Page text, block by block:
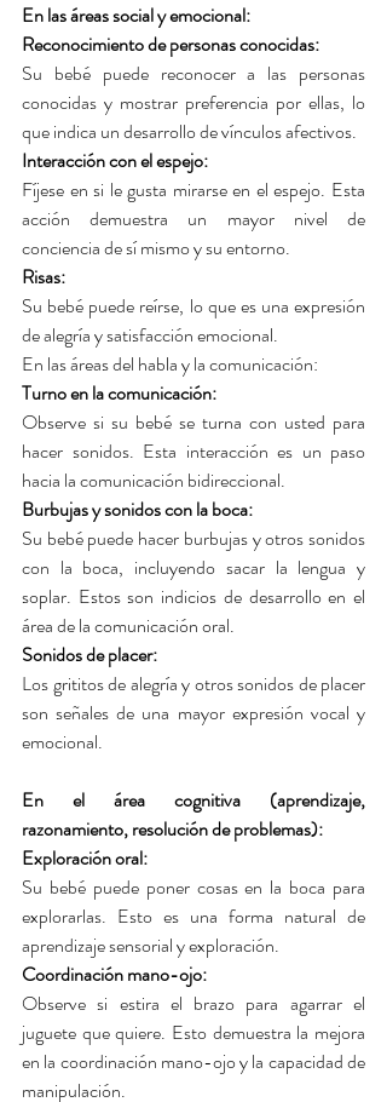
En las áreas social y emocional:
Reconocimiento de personas conocidas:
Su bebé puede reconocer a las personas
conocidas y mostrar preferencia por ellas, lo
que indica un desarrollo de vínculos afectivos.
Interacción con el espejo:
Fíjese en si le gusta mirarse en el espejo. Esta
acción demuestra un mayor nivel de
conciencia de sí mismo y su entorno.
Risas:
Su bebé puede reírse, lo que es una expresión
de alegría y satisfacción emocional.
En las áreas del habla y la comunicación:
Turno en la comunicación:
Observe si su bebé se turna con usted para
hacer sonidos. Esta interacción es un paso
hacia la comunicación bidireccional.
Burbujas y sonidos con la boca:
Su bebé puede hacer burbujas y otros sonidos
con la boca, incluyendo sacar la lengua y
soplar. Estos son indicios de desarrollo en el
área de la comunicación oral.
Sonidos de placer:
Los grititos de alegría y otros sonidos de placer
son señales de una mayor expresión vocal y
emocional.
En el área cognitiva (aprendizaje,
razonamiento, resolución de problemas):
Exploración oral:
Su bebé puede poner cosas en la boca para
explorarlas. Esto es una forma natural de
aprendizaje sensorial y exploración.
Coordinación mano-ojo:
Observe si estira el brazo para agarrar el
juguete que quiere. Esto demuestra la mejora
en la coordinación mano-ojo y la capacidad de
manipulación.